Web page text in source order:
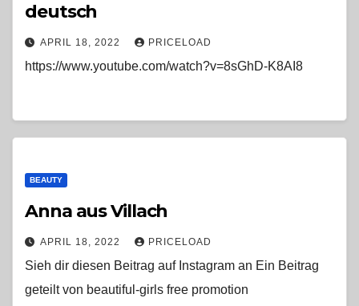
deutsch
APRIL 18, 2022 PRICELOAD
https://www.youtube.com/watch?v=8sGhD-K8AI8
BEAUTY
Anna aus Villach
APRIL 18, 2022 PRICELOAD
Sieh dir diesen Beitrag auf Instagram an Ein Beitrag
geteilt von beautiful-girls free promotion